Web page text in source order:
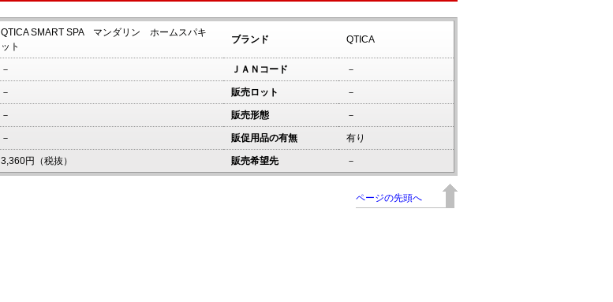
QTICA SMART SPA マンダリン ホームスパキ
ット
ブランド QTICA
－ ＪＡＮコード －
－ 販売ロット －
－ 販売形態 －
－ 販促用品の有無 有り
3,360円（税抜） 販売希望先 －
ページの先頭へ